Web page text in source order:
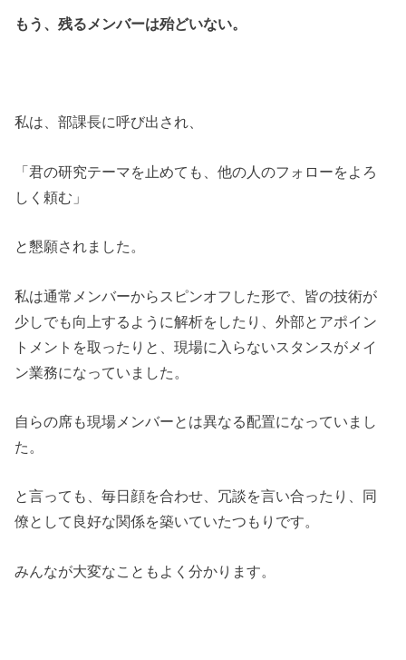
もう、残るメンバーは殆どいない。
私は、部課長に呼び出され、
「君の研究テーマを止めても、他の人のフォローをよろ
しく頼む」
と懇願されました。
私は通常メンバーからスピンオフした形で、皆の技術が
少しでも向上するように解析をしたり、外部とアポイン
トメントを取ったりと、現場に入らないスタンスがメイ
ン業務になっていました。
自らの席も現場メンバーとは異なる配置になっていまし
た。
と言っても、毎日顔を合わせ、冗談を言い合ったり、同
僚として良好な関係を築いていたつもりです。
みんなが大変なこともよく分かります。